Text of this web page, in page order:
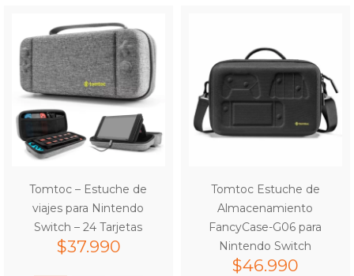
Tomtoc – Estuche de
viajes para Nintendo
Switch – 24 Tarjetas
$37.990
Tomtoc Estuche de
Almacenamiento
FancyCase-G06 para
Nintendo Switch
$46.990